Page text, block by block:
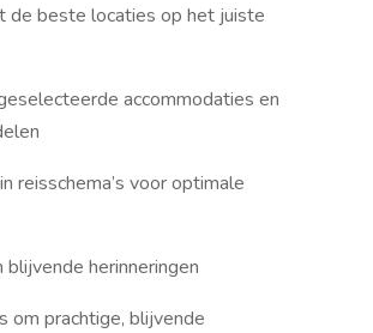
de beste locaties op het juiste
accommodaties en
reisschema’s voor optimale
blijvende herinneringen
om prachtige, blijvende